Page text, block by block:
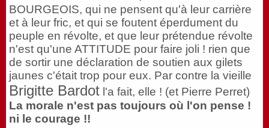
BOURGEOIS, qui ne pensent qu'à leur carrière
et à leur fric, et qui se foutent éperdument du
peuple en révolte, et que leur prétendue révolte
n'est qu'une ATTITUDE pour faire joli ! rien que
de sortir une déclaration de soutien aux gilets
jaunes c'était trop pour eux. Par contre la vieille
Brigitte Bardot l'a fait, elle ! (et Pierre Perret)
La morale n'est pas toujours où l'on pense !
ni le courage !!